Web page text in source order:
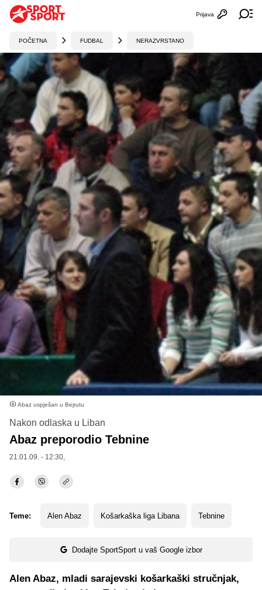
Otvori
Prijava
POČETNA FUDBAL NERAZVRSTANO
Abaz uspješan u Bejrutu
Nakon odlaska u Liban
Abaz preporodio Tebnine
21.01.09. - 12:30,
Teme: Alen Abaz Košarkaška liga Libana Tebnine
Dodajte SportSport u vaš Google izbor
Alen Abaz, mladi sarajevski košarkaški stručnjak,